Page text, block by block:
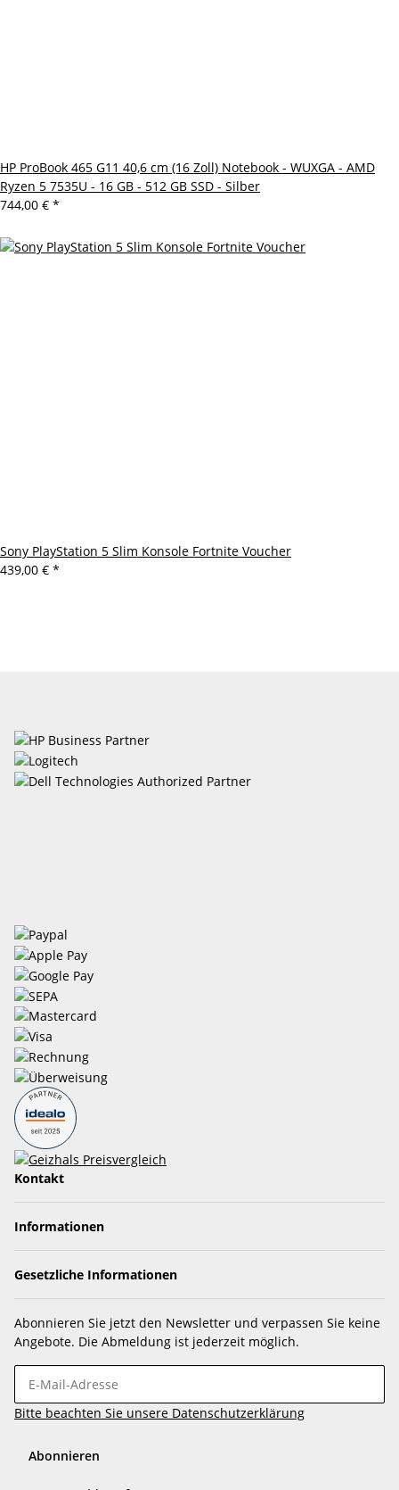
HP ProBook 465 G11 40,6 cm (16 Zoll) Notebook - WUXGA - AMD
Ryzen 5 7535U - 16 GB - 512 GB SSD - Silber
744,00 € *
Sony PlayStation 5 Slim Konsole Fortnite Voucher
439,00 € *
Kontakt
Informationen
Gesetzliche Informationen
Abonnieren Sie jetzt den Newsletter und verpassen Sie keine
Angebote. Die Abmeldung ist jederzeit möglich.
Bitte beachten Sie unsere Datenschutzerklärung
Abonnieren